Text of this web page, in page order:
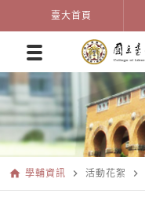
臺大首頁
home 學輔資訊 navigate_next 活動花絮 navigate_next